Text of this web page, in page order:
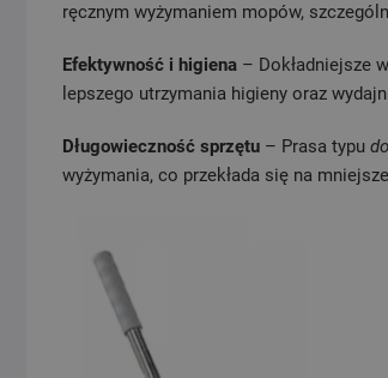
ręcznym wyżymaniem mopów,
Efektywność i higiena – Dokładniejsze
lepszego utrzymania higieny oraz
Długowieczność sprzętu – Prasa typu
wyżymania, co przekłada się na